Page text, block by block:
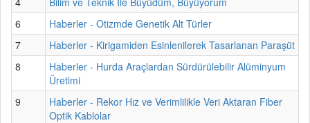
6
Haberler - Otizmde Genetik Alt Türler
7
Haberler - Kirigamiden Esinlenilerek Tasarlanan Paraşüt
8
Haberler - Hurda Araçlardan Sürdürülebilir Alüminyum
Üretimi
9
Haberler - Rekor Hız ve Verimlilikle Veri Aktaran Fiber
Optik Kablolar